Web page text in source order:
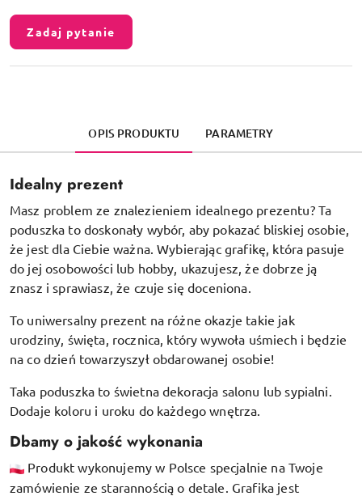
Zadaj pytanie
OPIS PRODUKTU PARAMETRY
Idealny prezent
Masz problem ze znalezieniem idealnego prezentu? Ta
poduszka to doskonały wybór, aby pokazać bliskiej osobie,
że jest dla Ciebie ważna. Wybierając grafikę, która pasuje
do jej osobowości lub hobby, ukazujesz, że dobrze ją
znasz i sprawiasz, że czuje się doceniona.
To uniwersalny prezent na różne okazje takie jak
urodziny, święta, rocznica, który wywoła uśmiech i będzie
na co dzień towarzyszył obdarowanej osobie!
Taka poduszka to świetna dekoracja salonu lub sypialni.
Dodaje koloru i uroku do każdego wnętrza.
Dbamy o jakość wykonania
Produkt wykonujemy w Polsce specjalnie na Twoje
zamówienie ze starannością o detale. Grafika jest